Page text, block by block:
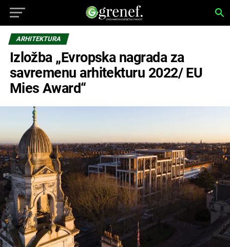
ARHITEKTURA
Izložba „Evropska nagrada za
savremenu arhitekturu 2022/ EU
Mies Award“